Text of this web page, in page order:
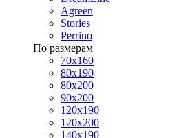
Agreen
Stories
Perrino
По размерам
70х160
80х190
80х200
90х200
120х190
120х200
140х190